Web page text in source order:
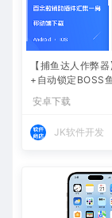
【捕鱼达人作弊
+自动锁定BOSS
安卓下载
JK软件开发